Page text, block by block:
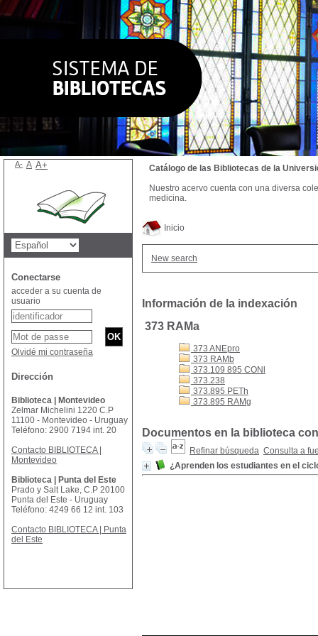
Inicio
New search
Información de la indexación
373 RAMa
373 ANEpro
373 RAMb
373.109 895 CONl
373.238
373.895 PETh
373.895 RAMg
Documentos en la biblioteca
Refinar búsqueda Consulta a
¿Aprenden los estudiantes en el
Catálogo de las Bibliotecas de la
Nuestro acervo cuenta con una diversa
medicina.
A- A A+
Conectarse
acceder a su cuenta de
usuario
Olvidé mi contraseña
Dirección
Biblioteca | Montevideo
Zelmar Michelini 1220 C.P
11100 - Montevideo - Uruguay
Teléfono: 2900 7194 int. 20
Contacto BIBLIOTECA |
Montevideo
Biblioteca | Punta del Este
Prado y Salt Lake, C.P 20100
Punta del Este - Uruguay
Teléfono: 4249 66 12 int. 103
Contacto BIBLIOTECA | Punta
del Este